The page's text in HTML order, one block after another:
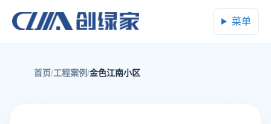
菜单
首页 工程案例 金色江南小区